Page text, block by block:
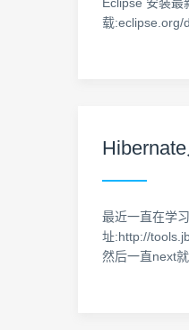
载:eclipse.org/
最近一直在学
址:http://
然后一直next